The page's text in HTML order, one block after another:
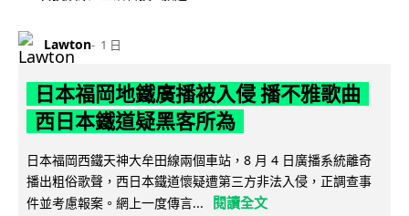
Lawton 1 日
日本福岡地鐵廣播被入侵 播不雅歌曲
西日本鐵道疑黑客所為
日本福岡西鐵天神大牟田線兩個車站，8 月 4 日廣播系統離奇
播出粗俗歌聲，西日本鐵道懷疑遭第三方非法入侵，正調查事
件並考慮報案。網上一度傳言...
閱讀全文